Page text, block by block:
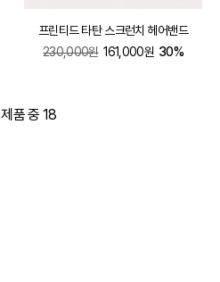
프린티드 타탄 스크런치 헤어밴드
161,000원
230,000원 30%
제품 중 18